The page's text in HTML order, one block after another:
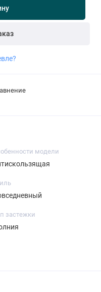
модели
застежки